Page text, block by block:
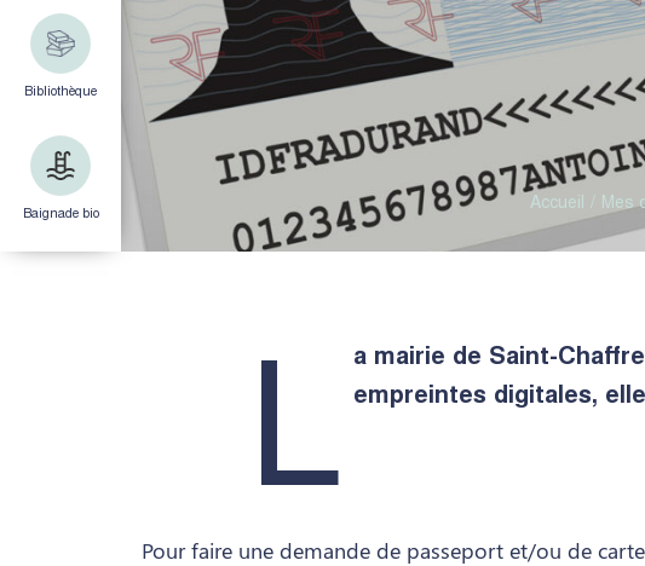
Accueil Mes
Bibliothèque
Baignade bio
L a mairie de Saint-
empreintes digitales,
Pour faire une demande de passeport et/ou de